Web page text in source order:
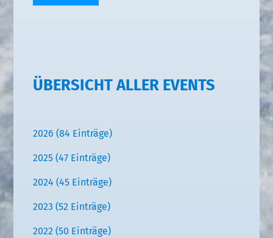
ÜBERSICHT ALLER EVENTS
2026 (84 Einträge)
2025 (47 Einträge)
2024 (45 Einträge)
2023 (52 Einträge)
2022 (50 Einträge)